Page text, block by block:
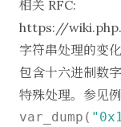
相关 RFC:
https://
字符串处理的变化
包含十六进制数
特殊处理。参见
var_dump(